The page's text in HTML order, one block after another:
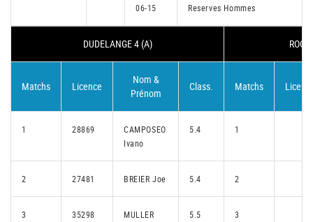
06-15
Reserves Hommes
DUDELANGE 4 (A)
Matchs Licence
Nom &
Prénom
Class. Matchs
1 28869
CAMPOSEO
Ivano
5.4 1
2 27481 BREIER Joe 5.4 2
3 35298
MULLER
5.5 3